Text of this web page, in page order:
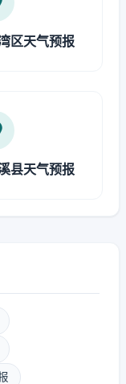
区天气预报
县天气预报